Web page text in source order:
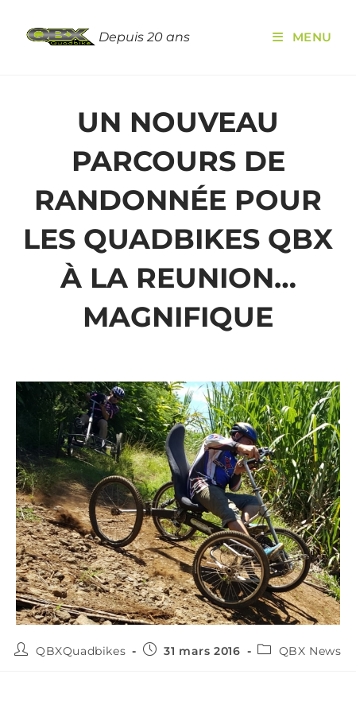
Depuis 20 ans MENU
UN NOUVEAU
PARCOURS DE
RANDONNÉE POUR
LES QUADBIKES QBX
À LA REUNION…
MAGNIFIQUE
QBXQuadbikes 31 mars 2016 QBX News